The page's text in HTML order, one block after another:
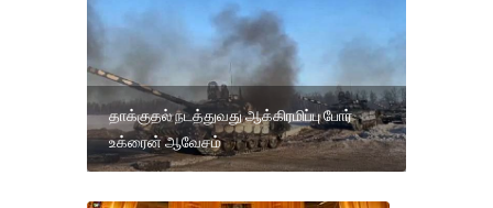
தாக்குதல் நடத்துவது ஆக்கிரமிப்பு போர்
உக்ரைன் ஆவேசம்